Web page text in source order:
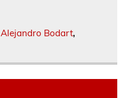
Alejandro Bodart,